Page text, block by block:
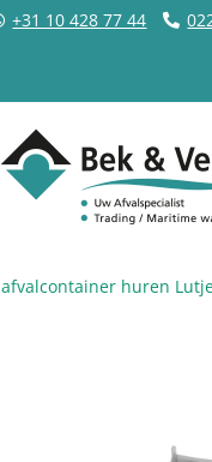
+31 10 428 77 44
afvalcontainer huren